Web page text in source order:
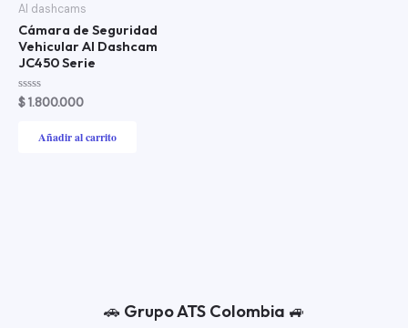
AI dashcams
Cámara de Seguridad
Vehicular AI Dashcam
JC450 Serie
Valorado
con
$1.800.000
Añadir al carrito
🚗 Grupo ATS Colombia 🚙​